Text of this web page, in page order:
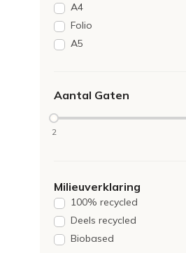
A4
Folio
A5
Aantal Gaten
2
Milieuverklaring
100% recycled
Deels recycled
Biobased